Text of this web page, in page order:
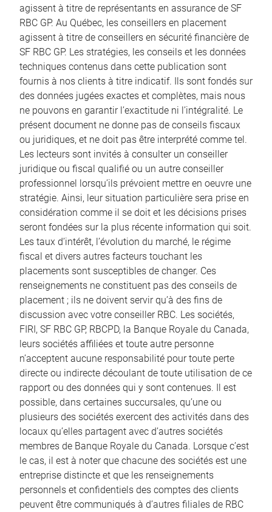
agissent à titre de représentants en assurance de SF
RBC GP. Au Québec, les conseillers en placement
agissent à titre de conseillers en sécurité financière de
SF RBC GP. Les stratégies, les conseils et les données
techniques contenus dans cette publication sont
fournis à nos clients à titre indicatif. Ils sont fondés sur
des données jugées exactes et complètes, mais nous
ne pouvons en garantir l’exactitude ni l’intégralité. Le
présent document ne donne pas de conseils fiscaux
ou juridiques, et ne doit pas être interprété comme tel.
Les lecteurs sont invités à consulter un conseiller
juridique ou fiscal qualifié ou un autre conseiller
professionnel lorsqu’ils prévoient mettre en oeuvre une
stratégie. Ainsi, leur situation particulière sera prise en
considération comme il se doit et les décisions prises
seront fondées sur la plus récente information qui soit.
Les taux d’intérêt, l’évolution du marché, le régime
fiscal et divers autres facteurs touchant les
placements sont susceptibles de changer. Ces
renseignements ne constituent pas des conseils de
placement ; ils ne doivent servir qu’à des fins de
discussion avec votre conseiller RBC. Les sociétés,
FIRI, SF RBC GP, RBCPD, la Banque Royale du Canada,
leurs sociétés affiliées et toute autre personne
n’acceptent aucune responsabilité pour toute perte
directe ou indirecte découlant de toute utilisation de ce
rapport ou des données qui y sont contenues. Il est
possible, dans certaines succursales, qu’une ou
plusieurs des sociétés exercent des activités dans des
locaux qu’elles partagent avec d’autres sociétés
membres de Banque Royale du Canada. Lorsque c’est
le cas, il est à noter que chacune des sociétés est une
entreprise distincte et que les renseignements
personnels et confidentiels des comptes des clients
peuvent être communiqués à d’autres filiales de RBC